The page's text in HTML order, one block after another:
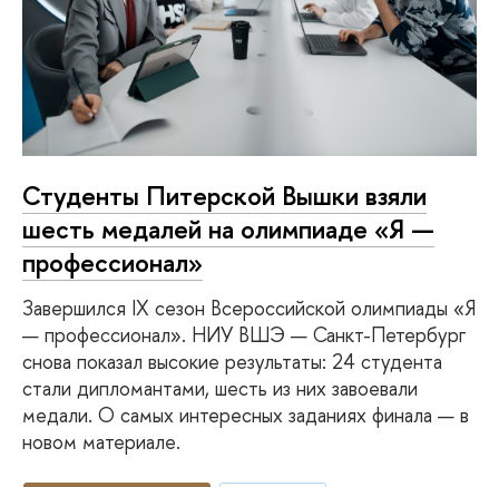
Студенты Питерской Вышки взяли
шесть медалей на олимпиаде «Я —
профессионал»
Завершился IX сезон Всероссийской олимпиады «Я
— профессионал». НИУ ВШЭ — Санкт-Петербург
снова показал высокие результаты: 24 студента
стали дипломантами, шесть из них завоевали
медали. О самых интересных заданиях финала — в
новом материале.